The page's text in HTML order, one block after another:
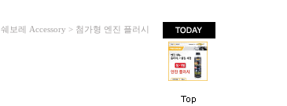
쉐보레 Accessory > 첨가형 엔진 플러시